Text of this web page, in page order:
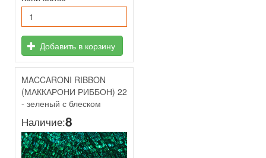
Добавить в корзину
MACCARONI RIBBON
(МАККАРОНИ РИББОН) 22
- зеленый с блеском
Наличие:8